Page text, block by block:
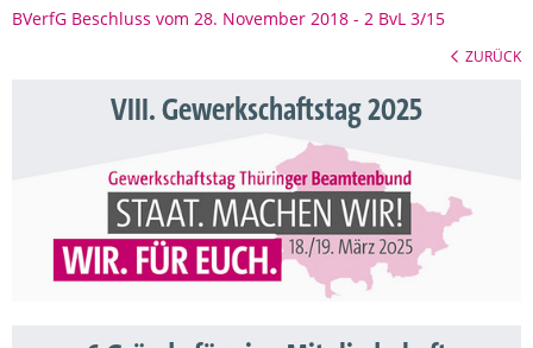
BVerfG Beschluss vom 28. November 2018 - 2 BvL 3/15
ZURÜCK
VIII. Gewerkschaftstag 2025